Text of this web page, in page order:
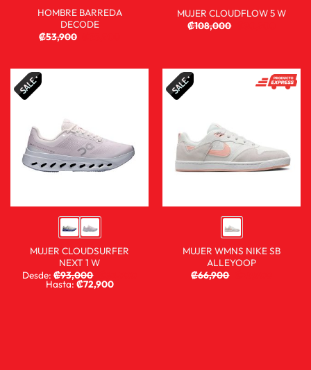
HOMBRE BARREDA
DECODE
₡53,900
MUJER CLOUDFLOW 5 W
₡108,000
MUJER CLOUDSURFER
NEXT 1 W
Desde:₡93,000
Hasta: ₡72,900
MUJER WMNS NIKE SB
ALLEYOOP
₡66,900